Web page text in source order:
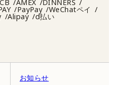
お知らせ
AMEX DINNERS
PayPay WeChatペイ
Alipay d払い